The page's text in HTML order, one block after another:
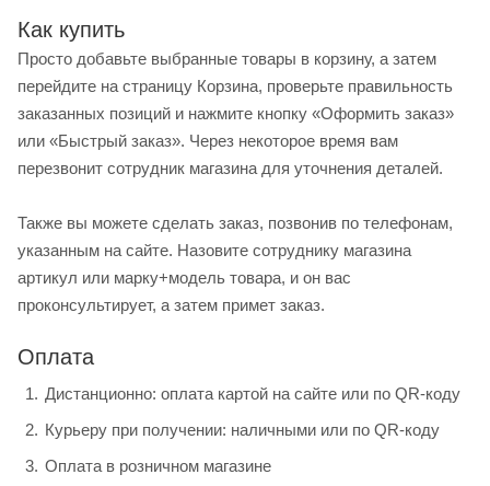
Как купить
Просто добавьте выбранные товары в корзину, а затем
перейдите на страницу Корзина, проверьте правильность
заказанных позиций и нажмите кнопку «Оформить заказ»
или «Быстрый заказ». Через некоторое время вам
перезвонит сотрудник магазина для уточнения деталей.
Также вы можете сделать заказ, позвонив по телефонам,
указанным на сайте. Назовите сотруднику магазина
артикул или марку+модель товара, и он вас
проконсультирует, а затем примет заказ.
Оплата
Дистанционно: оплата картой на сайте или по QR-коду
Курьеру при получении: наличными или по QR-коду
Оплата в розничном магазине